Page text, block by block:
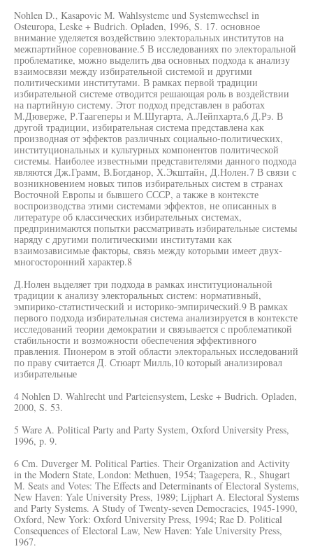
Nohlen D., Kasapovic M. Wahlsysteme und Systemwechsel in
Osteuropa, Leske + Budrich. Opladen, 1996, S. 17. основное
внимание уделяется воздействию электоральных институтов на
межпартийное соревнование.5 В исследованиях по электоральной
проблематике, можно выделить два основных подхода к анализу
взаимосвязи между избирательной системой и другими
политическими институтами. В рамках первой традиции
избирательной системе отводится решающая роль в воздействии
на партийную систему. Этот подход представлен в работах
М.Дюверже, Р.Таагеперы и М.Шугарта, А.Лейпхарта,6 Д.Рэ. В
другой традиции, избирательная система представлена как
производная от эффектов различных социально-политических,
институциональных и культурных компонентов политической
системы. Наиболее известными представителями данного подхода
являются Дж.Грамм, В.Богданор, Х.Экштайн, Д.Нолен.7 В связи с
возникновением новых типов избирательных систем в странах
Восточной Европы и бывшего СССР, а также в контексте
воспроизводства этими системами эффектов, не описанных в
литературе об классических избирательных системах,
предпринимаются попытки рассматривать избирательные системы
наряду с другими политическими институтами как
взаимозависимые факторы, связь между которыми имеет двух-
многосторонний характер.8
Д.Нолен выделяет три подхода в рамках институциональной
традиции к анализу электоральных систем: нормативный,
эмпирико-статистический и историко-эмпирический.9 В рамках
первого подхода избирательная система анализируется в контексте
исследований теории демократии и связывается с проблематикой
стабильности и возможности обеспечения эффективного
правления. Пионером в этой области электоральных исследований
по праву считается Д. Стюарт Милль,10 который анализировал
избирательные
4 Nohlen D. Wahlrecht und Parteiensystem, Leske + Budrich. Opladen,
2000, S. 53.
5 Ware A. Political Party and Party System, Oxford University Press,
1996, p. 9.
6 Cm. Duverger M. Political Parties. Their Organization and Activity
in the Modern State, London: Methuen, 1954; Taagepera, R., Shugart
M. Seats and Votes: The Effects and Determinants of Electoral Systems,
New Haven: Yale University Press, 1989; Lijphart A. Electoral Systems
and Party Systems. A Study of Twenty-seven Democracies, 1945-1990,
Oxford, New York: Oxford University Press, 1994; Rae D. Political
Consequences of Electoral Law, New Haven: Yale University Press,
1967.